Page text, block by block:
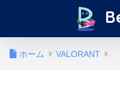
ホーム VALORANT